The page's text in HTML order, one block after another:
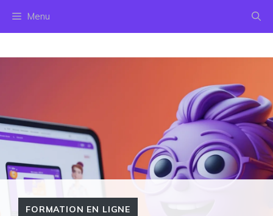
Menu
FORMATION EN LIGNE